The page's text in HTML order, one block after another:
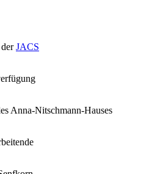
JACS
Anna-Nitschmann-Hauses